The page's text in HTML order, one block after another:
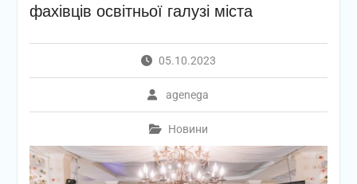
фахівців освітньої галузі міста
05.10.2023
agenega
Новини